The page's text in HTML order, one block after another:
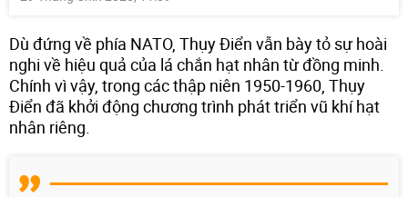
Dù đứng về phía NATO, Thụy Điển vẫn bày tỏ sự hoài
nghi về hiệu quả của lá chắn hạt nhân từ đồng minh.
Chính vì vậy, trong các thập niên 1950-1960, Thụy
Điển đã khởi động chương trình phát triển vũ khí hạt
nhân riêng.